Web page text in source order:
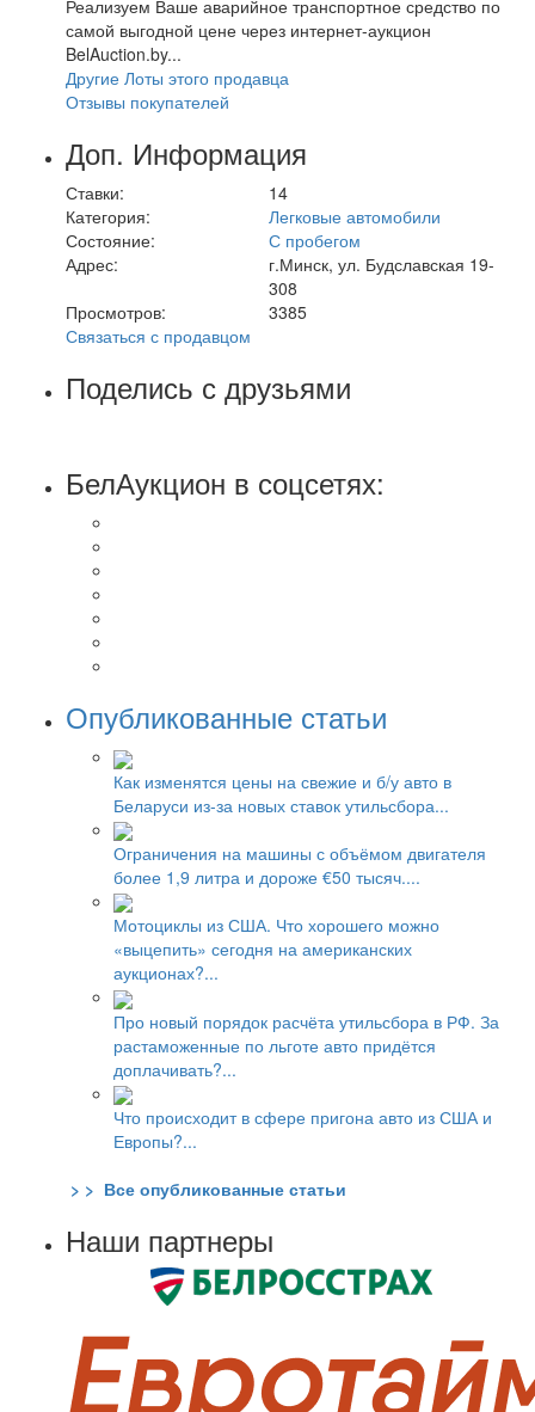
Реализуем Ваше аварийное транспортное средство по
самой выгодной цене через интернет-аукцион
BelAuction.by...
Другие Лоты этого продавца
Отзывы покупателей
Доп. Информация
Ставки:
14
Категория:
Легковые автомобили
Состояние:
С пробегом
Адрес:
г.Минск, ул. Будславская 19-
308
Просмотров:
3385
Связаться с продавцом
Поделись с друзьями
БелАукцион в соцсетях:
Опубликованные статьи
Как изменятся цены на свежие и б/у авто в
Беларуси из-за новых ставок утильсбора...
Ограничения на машины с объёмом двигателя
более 1,9 литра и дороже €50 тысяч....
Мотоциклы из США. Что хорошего можно
«выцепить» сегодня на американских
аукционах?...
Про новый порядок расчёта утильсбора в РФ. За
растаможенные по льготе авто придётся
доплачивать?...
Что происходит в сфере пригона авто из США и
Европы?...
> > Все опубликованные статьи
Наши партнеры